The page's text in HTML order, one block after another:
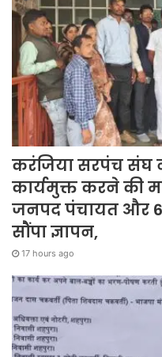
करंजिया सरपंच संघ
कार्यमुक्त करने की
जनपद पंचायत और
सौंपा ज्ञापन,
17 hours ago